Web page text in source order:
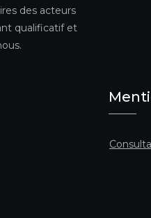
des acteurs
qualificatif et